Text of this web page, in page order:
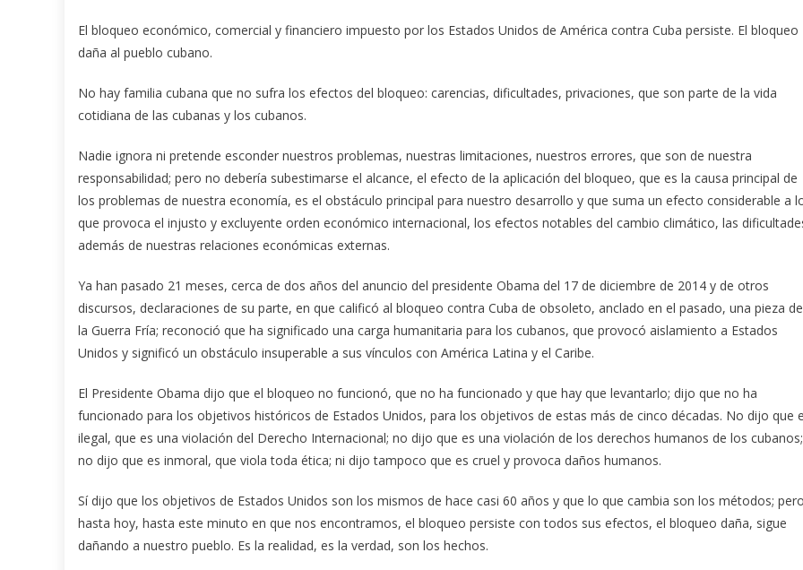
El bloqueo económico, comercial y financiero impuesto por los Estados Unidos de América contra Cuba persiste. El bloqueo
daña al pueblo cubano.
No hay familia cubana que no sufra los efectos del bloqueo: carencias, dificultades, privaciones, que son parte de la vida
cotidiana de las cubanas y los cubanos.
Nadie ignora ni pretende esconder nuestros problemas, nuestras limitaciones, nuestros errores, que son de nuestra
responsabilidad; pero no debería subestimarse el alcance, el efecto de la aplicación del bloqueo, que es la causa principal de
los problemas de nuestra economía, es el obstáculo principal para nuestro desarrollo y que suma un efecto considerable a
que provoca el injusto y excluyente orden económico internacional, los efectos notables del cambio climático, las
además de nuestras relaciones económicas externas.
Ya han pasado 21 meses, cerca de dos años del anuncio del presidente Obama del 17 de diciembre de 2014 y de otros
discursos, declaraciones de su parte, en que calificó al bloqueo contra Cuba de obsoleto, anclado en el pasado, una pieza de
la Guerra Fría; reconoció que ha significado una carga humanitaria para los cubanos, que provocó aislamiento a Estados
Unidos y significó un obstáculo insuperable a sus vínculos con América Latina y el Caribe.
El Presidente Obama dijo que el bloqueo no funcionó, que no ha funcionado y que hay que levantarlo; dijo que no ha
funcionado para los objetivos históricos de Estados Unidos, para los objetivos de estas más de cinco décadas. No dijo que
ilegal, que es una violación del Derecho Internacional; no dijo que es una violación de los derechos humanos de los cubanos;
no dijo que es inmoral, que viola toda ética; ni dijo tampoco que es cruel y provoca daños humanos.
Sí dijo que los objetivos de Estados Unidos son los mismos de hace casi 60 años y que lo que cambia son los métodos;
hasta hoy, hasta este minuto en que nos encontramos, el bloqueo persiste con todos sus efectos, el bloqueo daña, sigue
dañando a nuestro pueblo. Es la realidad, es la verdad, son los hechos.